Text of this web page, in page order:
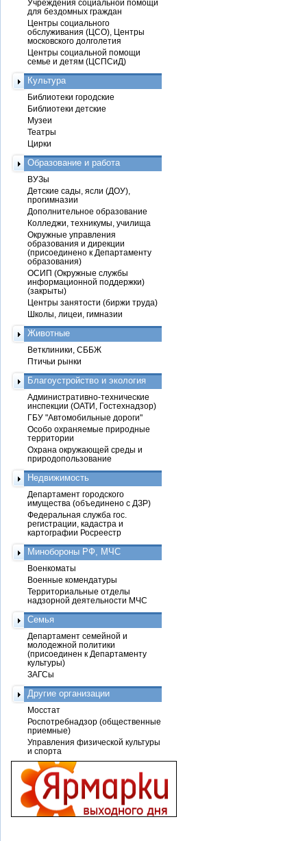
Учреждения социальной помощи
для бездомных граждан
Центры социального
обслуживания (ЦСО), Центры
московского долголетия
Центры социальной помощи
семье и детям (ЦСПСиД)
Культура
Библиотеки городские
Библиотеки детские
Музеи
Театры
Цирки
Образование и работа
ВУЗы
Детские сады, ясли (ДОУ),
прогимназии
Дополнительное образование
Колледжи, техникумы, училища
Окружные управления
образования и дирекции
(присоединено к Департаменту
образования)
ОСИП (Окружные службы
информационной поддержки)
(закрыты)
Центры занятости (биржи труда)
Школы, лицеи, гимназии
Животные
Ветклиники, СББЖ
Птичьи рынки
Благоустройство и экология
Административно-технические
инспекции (ОАТИ, Гостехнадзор)
ГБУ "Автомобильные дороги"
Особо охраняемые природные
территории
Охрана окружающей среды и
природопользование
Недвижимость
Департамент городского
имущества (объединено с ДЗР)
Федеральная служба гос.
регистрации, кадастра и
картографии Росреестр
Минобороны РФ, МЧС
Военкоматы
Военные комендатуры
Территориальные отделы
надзорной деятельности МЧС
Семья
Департамент семейной и
молодежной политики
(присоединен к Департаменту
культуры)
ЗАГСы
Другие организации
Мосстат
Роспотребнадзор (общественные
приемные)
Управления физической культуры
и спорта